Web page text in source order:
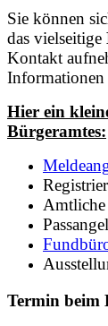
Sie können
das vielseitige
Kontakt
Informationen
Hier ein
Bürgeramtes:
Amtliche
Termin beim